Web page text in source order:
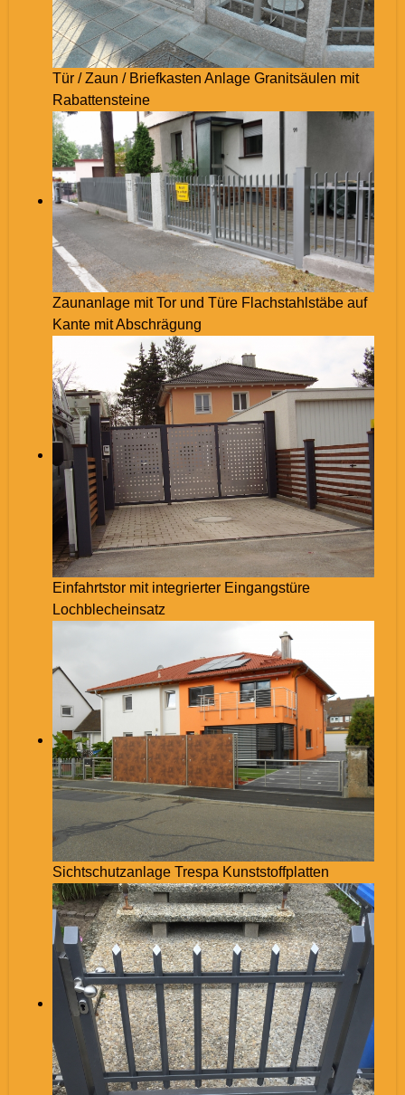
Tür / Zaun / Briefkasten Anlage Granitsäulen mit
Rabattensteine
Zaunanlage mit Tor und Türe Flachstahlstäbe auf
Kante mit Abschrägung
Einfahrtstor mit integrierter Eingangstüre
Lochblecheinsatz
Sichtschutzanlage Trespa Kunststoffplatten